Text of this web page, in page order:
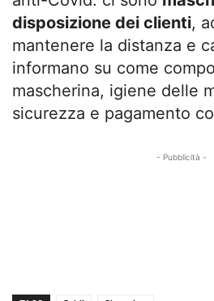
disposizione dei clienti,
mantenere la distanza e
informano su come
mascherina, igiene delle
sicurezza e pagamento
- Pubblicità -